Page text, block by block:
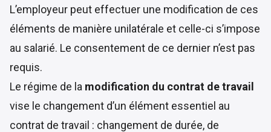
L’employeur peut effectuer une modification de ces
éléments de manière unilatérale et celle-ci s’impose
au salarié. Le consentement de ce dernier n’est pas
requis.
Le régime de la modification du contrat de travail
vise le changement d’un élément essentiel au
contrat de travail : changement de durée, de